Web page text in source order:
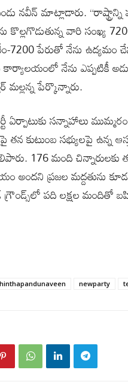
నవీన్ మాట్లాడారు. “రాష్ట్రాన్ని
కొల్లగొడుతున్న వారి సంఖ్య
7200 పేరుతో నేను ఉద్యమం
నేను ఎప్పటికీ
మల్లన్న పేర్కొన్నారు.
ఏర్పాటుకు సన్నాహాలు
తన కుటుంబ సభ్యులపై ఉన్న
176 మంది
అందని ప్రజల మద్దతును
పది లక్షల మందితో
newparty